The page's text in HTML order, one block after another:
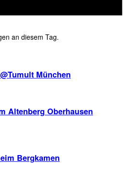
an diesem Tag.
München
Altenberg Oberhausen
Bergkamen